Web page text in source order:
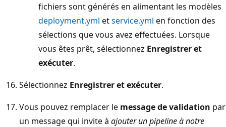
fichiers sont générés en alimentant les modèles
deployment.yml etservice.yml en fonction des
sélections que vous avez effectuées. Lorsque
vous êtes prêt, sélectionnez Enregistrer et
exécuter.
Sélectionnez Enregistrer et exécuter.
Vous pouvez remplacer le message de validation par
un message qui invite à ajouter un pipeline à notre